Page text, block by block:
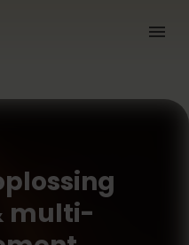
menu
multi-